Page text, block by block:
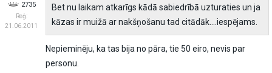
2735
Reģ:
21.06.2011
Bet nu laikam atkarīgs kādā sabiedrībā uzturaties un ja
kāzas ir muižā ar nakšņošanu tad citādāk….iespējams.
Nepieminēju, ka tas bija no pāra, tie 50 eiro, nevis par
personu.